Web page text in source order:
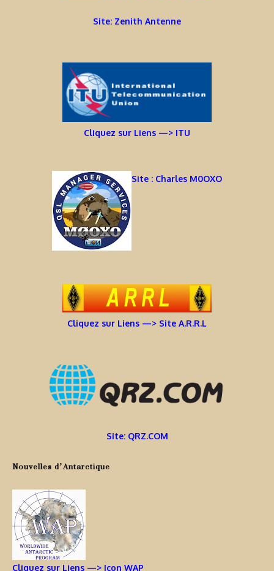
Site: Zenith Antenne
Cliquez sur Liens —> ITU
Site : Charles M0OXO
Cliquez sur Liens —> Site A.R.R.L
Site: QRZ.COM
Nouvelles d’Antarctique
Cliquez sur Liens —> Icon WAP